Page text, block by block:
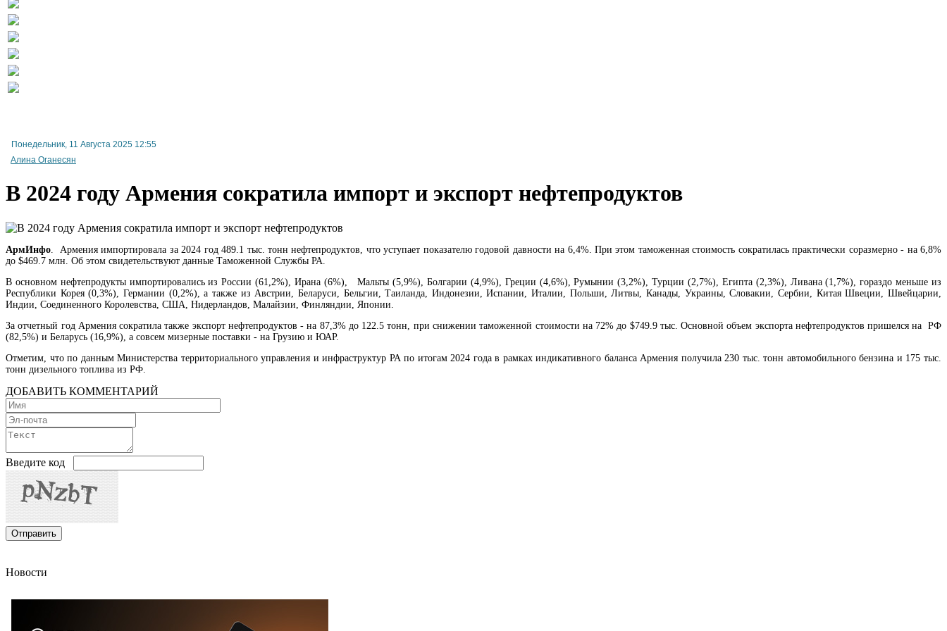
Понедельник, 11 Августа 2025 12:55
Алина Оганесян
В 2024 году Армения сократила импорт и экспорт нефтепродуктов
АрмИнфо . Армения импортировала за 2024 год 489.1 тыс. тонн нефтепродуктов, что уступает показателю годовой давности на 6,4%. При этом таможенная стоимость сократилась практически соразмерно - на 6,8%
до $469.7 млн. Об этом свидетельствуют данные Таможенной Службы РА.
В основном нефтепродукты импортировались из России (61,2%), Ирана (6%), Мальты (5,9%), Болгарии (4,9%), Греции (4,6%), Румынии (3,2%), Турции (2,7%), Египта (2,3%), Ливана (1,7%), гораздо меньше из
Республики Корея (0,3%), Германии (0,2%), а также из Австрии, Беларуси, Бельгии, Таиланда, Индонезии, Испании, Италии, Польши, Литвы, Канады, Украины, Словакии, Сербии, Китая Швеции, Швейцарии,
Индии, Соединенного Королевства, США, Нидерландов, Малайзии, Финляндии, Японии.
За отчетный год Армения сократила также экспорт нефтепродуктов - на 87,3% до 122.5 тонн, при снижении таможенной стоимости на 72% до $749.9 тыс. Основной объем экспорта нефтепродуктов пришелся на РФ
(82,5%) и Беларусь (16,9%), а совсем мизерные поставки - на Грузию и ЮАР.
Отметим, что по данным Министерства территориального управления и инфраструктур РА по итогам 2024 года в рамках индикативного баланса Армения получила 230 тыс. тонн автомобильного бензина и 175 тыс.
тонн дизельного топлива из РФ.
ДОБАВИТЬ КОММЕНТАРИЙ
Введите код
Новости